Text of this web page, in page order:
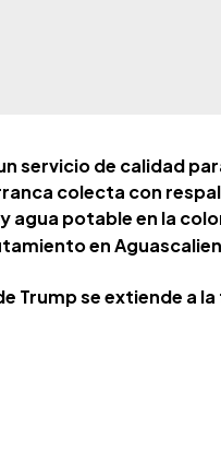
servicio de calidad
colecta con
agua potable en la
en
Trump se extiende a